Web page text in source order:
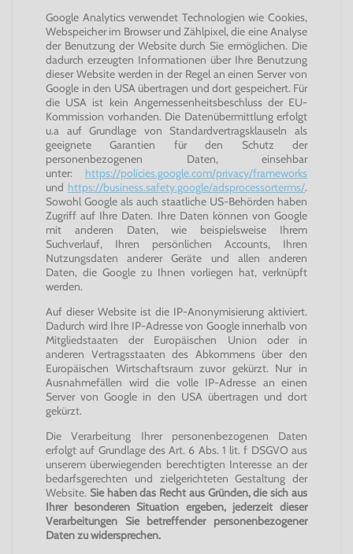
Google Analytics verwendet Technologien wie Cookies,
Webspeicher im Browser und Zählpixel, die eine Analyse
der Benutzung der Website durch Sie ermöglichen. Die
dadurch erzeugten Informationen über Ihre Benutzung
dieser Website werden in der Regel an einen Server von
Google in den USA übertragen und dort gespeichert. Für
die USA ist kein Angemessenheitsbeschluss der EU-
Kommission vorhanden. Die Datenübermittlung erfolgt
u.a auf Grundlage von Standardvertragsklauseln als
geeignete Garantien für den Schutz der
personenbezogenen Daten, einsehbar
unter: https://policies.google.com/privacy/frameworks
und https://business.safety.google/adsprocessorterms/.
Sowohl Google als auch staatliche US-Behörden haben
Zugriff auf Ihre Daten. Ihre Daten können von Google
mit anderen Daten, wie beispielsweise Ihrem
Suchverlauf, Ihren persönlichen Accounts, Ihren
Nutzungsdaten anderer Geräte und allen anderen
Daten, die Google zu Ihnen vorliegen hat, verknüpft
werden.
Auf dieser Website ist die IP-Anonymisierung aktiviert.
Dadurch wird Ihre IP-Adresse von Google innerhalb von
Mitgliedstaaten der Europäischen Union oder in
anderen Vertragsstaaten des Abkommens über den
Europäischen Wirtschaftsraum zuvor gekürzt. Nur in
Ausnahmefällen wird die volle IP-Adresse an einen
Server von Google in den USA übertragen und dort
gekürzt.
Die Verarbeitung Ihrer personenbezogenen Daten
erfolgt auf Grundlage des Art. 6 Abs. 1 lit. f DSGVO aus
unserem überwiegenden berechtigten Interesse an der
bedarfsgerechten und zielgerichteten Gestaltung der
Website. Sie haben das Recht aus Gründen, die sich aus
Ihrer besonderen Situation ergeben, jederzeit dieser
Verarbeitungen Sie betreffender personenbezogener
Daten zu widersprechen.